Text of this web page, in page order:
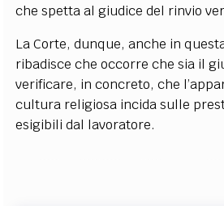
che spetta al giudice del rinvio
La Corte, dunque, anche in
ribadisce che occorre che sia il
verificare, in concreto, che
cultura religiosa incida sulle
esigibili dal lavoratore.